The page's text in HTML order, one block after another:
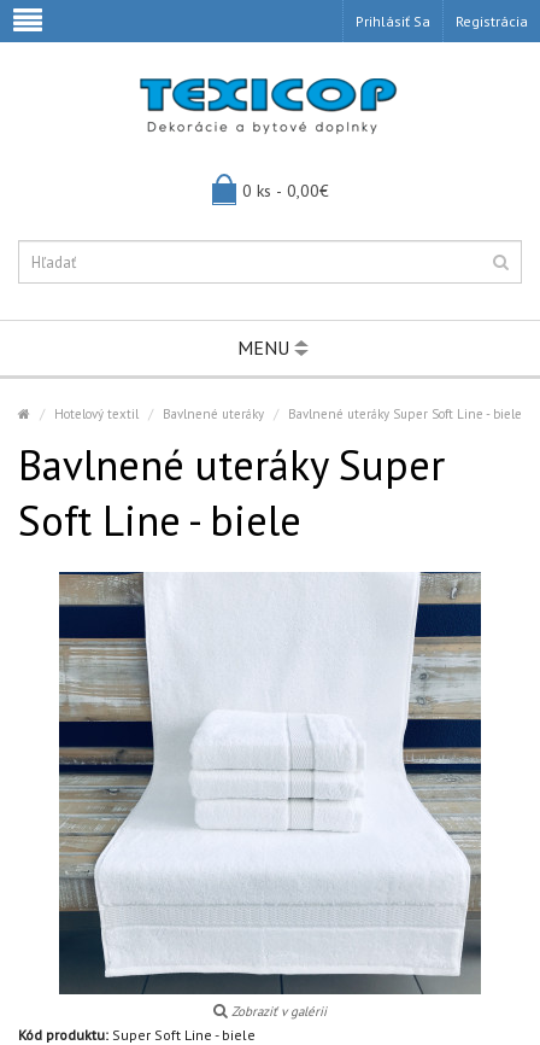
Prihlásiť Sa Registrácia
0 ks - 0,00€
MENU
Hotelový textil Bavlnené uteráky Bavlnené uteráky Super Soft Line - biele
Bavlnené uteráky Super
Soft Line - biele
Zobraziť v galérii
Kód produktu: Super Soft Line - biele